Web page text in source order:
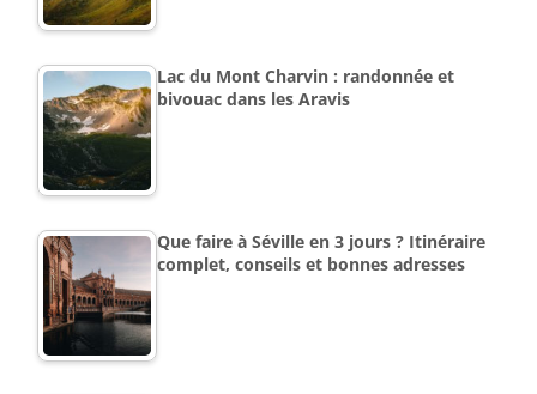
Lac du Mont Charvin : randonnée et
bivouac dans les Aravis
Que faire à Séville en 3 jours ? Itinéraire
complet, conseils et bonnes adresses